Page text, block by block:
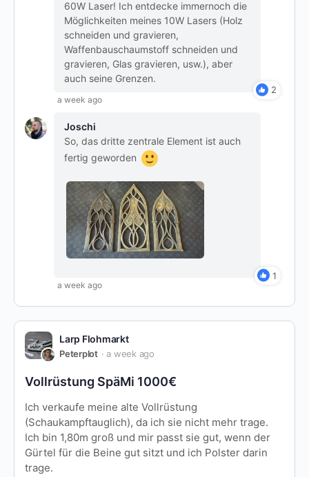
60W Laser! Ich entdecke immernoch die
Möglichkeiten meines 10W Lasers (Holz
schneiden und gravieren,
Waffenbauschaumstoff schneiden und
gravieren, Glas gravieren, usw.), aber
auch seine Grenzen.
2
a week ago
Joschi
So, das dritte zentrale Element ist auch
fertig geworden
1
a week ago
Larp Flohmarkt
Peterplot a week ago
Vollrüstung SpäMi 1000€
Ich verkaufe meine alte Vollrüstung
(Schaukampftauglich), da ich sie nicht mehr trage.
Ich bin 1,80m groß und mir passt sie gut, wenn der
Gürtel für die Beine gut sitzt und ich Polster darin
trage.